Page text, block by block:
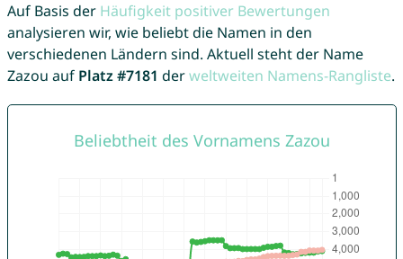
Auf Basis der Häufigkeit positiver Bewertungen
analysieren wir, wie beliebt die Namen in den
verschiedenen Ländern sind. Aktuell steht der Name
Zazou auf Platz #7181 derweltweiten Namens-Rangliste.